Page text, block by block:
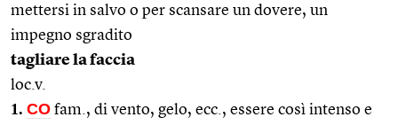
mettersi in salvo o per scansare un dovere, un
impegno sgradito
tagliare la faccia
loc.v.
1. CO fam., di vento, gelo, ecc., essere così intenso e